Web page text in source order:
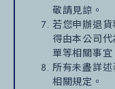
敬請見諒。
若您申辦退
得由本公司
單等相關事宜
所有未盡詳
相關規定。